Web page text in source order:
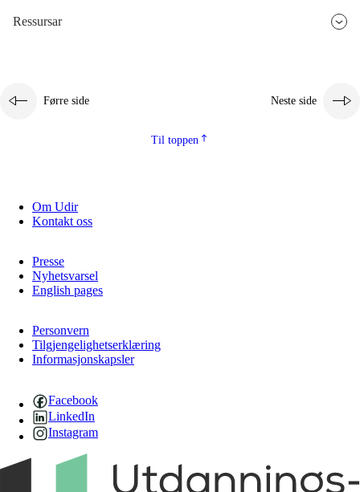
Ressursar
Førre side Neste side
Til toppen
Om Udir
Kontakt oss
Presse
Nyhetsvarsel
English pages
Personvern
Tilgjengelighetserklæring
Informasjonskapsler
Facebook
LinkedIn
Instagram